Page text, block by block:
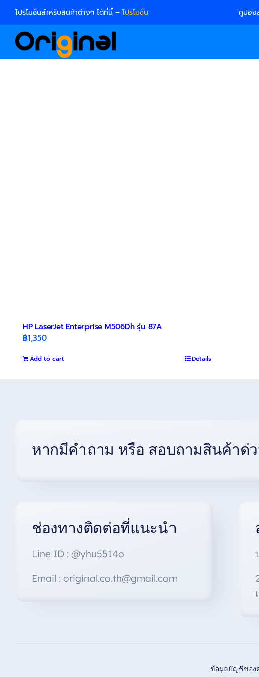
content
โปรโมชั่นสำหรับสินค้าต่างๆ ได้ที่นี้ – โปรโมชั่น คูปอ
HP LaserJet Enterprise M506Dh รุ่น 87A
฿1,350
Add to cart Details
หากมีคำถาม หรือ สอบถามสินค้าด่
ช่องทางติดต่อที่แนะนำ
Line ID : @yhu5514o
Email : original.co.th@gmail.com
ข้อมูลบัญชีขอ